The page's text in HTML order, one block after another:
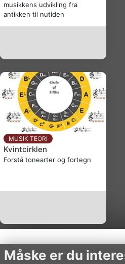
musikkens udvikling fra
antikken til nutiden
MUSIK TEORI
Kvintcirklen
Forstå tonearter og fortegn
Måske er du